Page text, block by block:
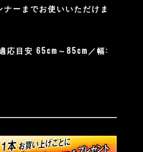
ナーまでお使いいただけま
応目安 65cm～85cm／幅: